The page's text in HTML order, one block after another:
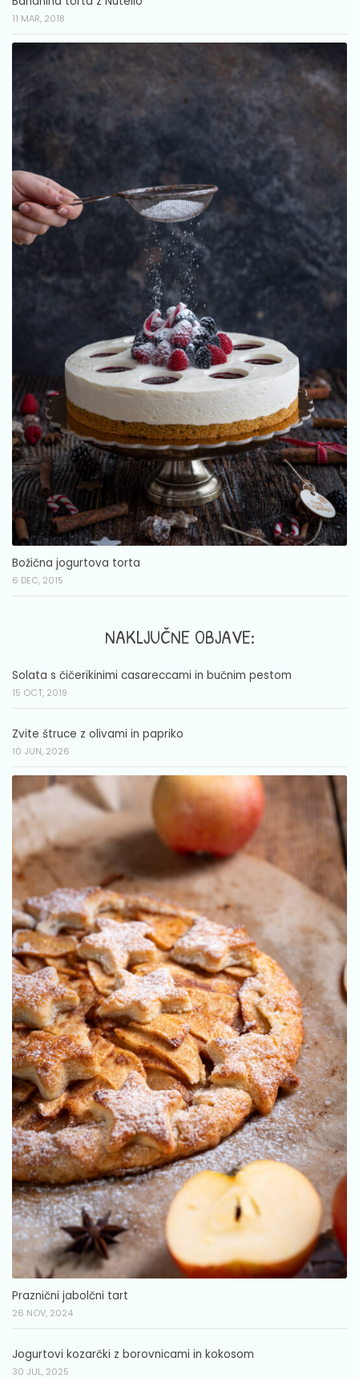
11 MAR, 2018
Božična jogurtova torta
6 DEC, 2015
NAKLJUČNE OBJAVE:
Solata s čičerikinimi casareccami in bučnim pestom
15 OCT, 2019
Zvite štruce z olivami in papriko
10 JUN, 2026
Praznični jabolčni tart
26 NOV, 2024
Jogurtovi kozarčki z borovnicami in kokosom
30 JUL, 2025